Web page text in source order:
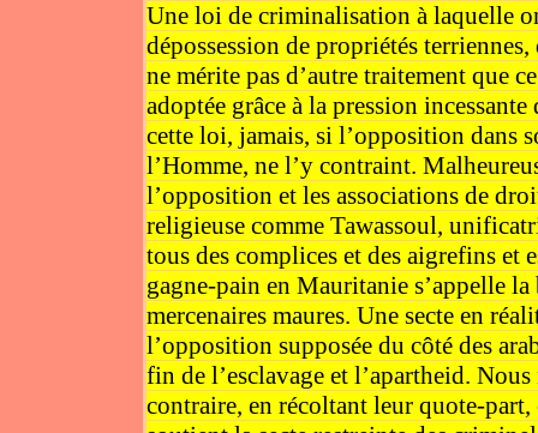
Une loi de criminalisation à laquelle
dépossession de propriétés
ne mérite pas d’autre traitement que
adoptée grâce à la pression
cette loi, jamais, si l’opposition dans
l’Homme, ne l’y contraint.
l’opposition et les associations de
religieuse comme Tawassoul,
tous des complices et des aigrefins et
gagne-pain en Mauritanie s’appelle
mercenaires maures. Une secte en
l’opposition supposée du côté des
fin de l’esclavage et l’apartheid.
contraire, en récoltant leur quote-